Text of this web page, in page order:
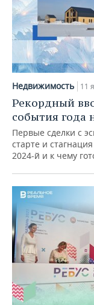
Недвижимость 11
Рекордный
события года
Первые сделки с
старте и
2024-й и к чему